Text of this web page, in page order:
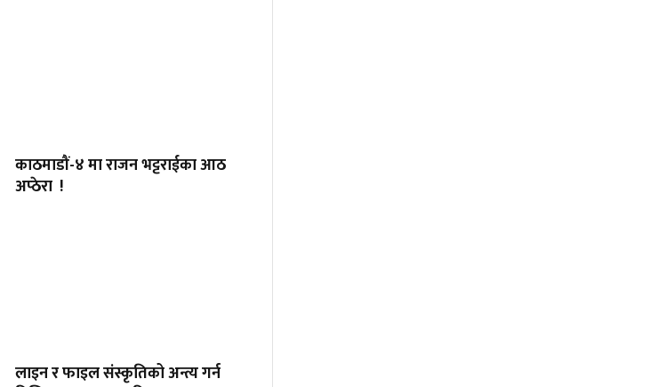
काठमाडौं-४ मा राजन भट्टराईका आठ
अप्ठेरा !
लाइन र फाइल संस्कृतिको अन्त्य गर्न